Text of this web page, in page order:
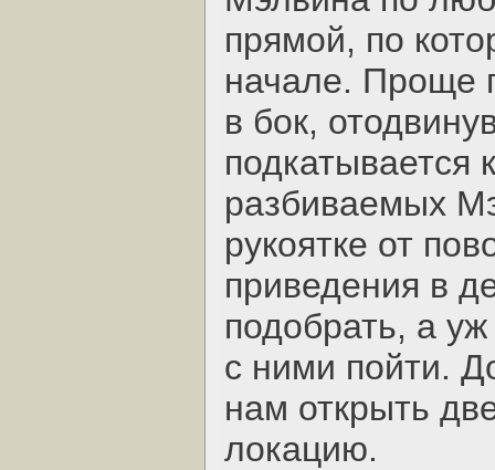
прямой, по
начале. Проще
в бок,
подкатывается
разбиваемых
рукоятке от
приведения в
подобрать, а
с ними пойти.
нам открыть
локацию.